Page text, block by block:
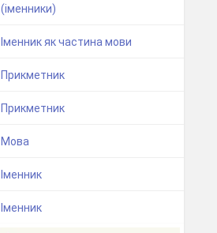
(іменники)
Іменник як частина мови
Прикметник
Прикметник
Мова
Іменник
Іменник